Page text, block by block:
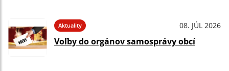
Aktuality 08. JÚL 2026
Voľby do orgánov samosprávy obcí